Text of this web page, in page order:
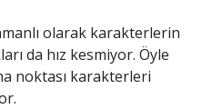
olarak karakterlerin
da hız kesmiyor. Öyle
noktası karakterleri